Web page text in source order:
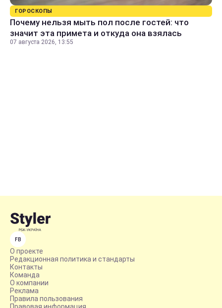
ГОРОСКОПЫ
Почему нельзя мыть пол после гостей: что
значит эта примета и откуда она взялась
07 августа 2026, 13:55
FB
О проекте
Редакционная политика и стандарты
Контакты
Команда
О компании
Реклама
Правила пользования